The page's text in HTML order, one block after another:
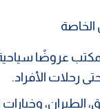
الخاصة
عروضًا
رحلات الأفراد.